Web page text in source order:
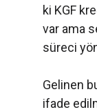
ki KGF
var ama
süreci
Gelinen
ifade